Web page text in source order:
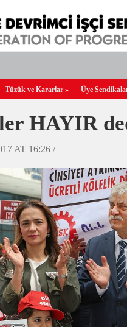
Tüzük ve Kararlar » Üye
HAYIR
AT 16:26 /